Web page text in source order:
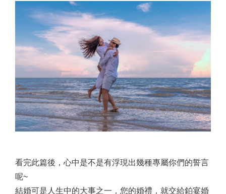
看完此篇後，心中是不是有浮現出幾種專屬你們的誓言
呢~
結婚可是人生中的大事之一，您的婚禮，就交給鉑宴婚